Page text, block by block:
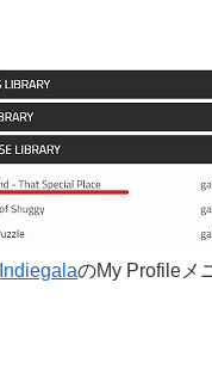
IndiegalaのMy Profileメ